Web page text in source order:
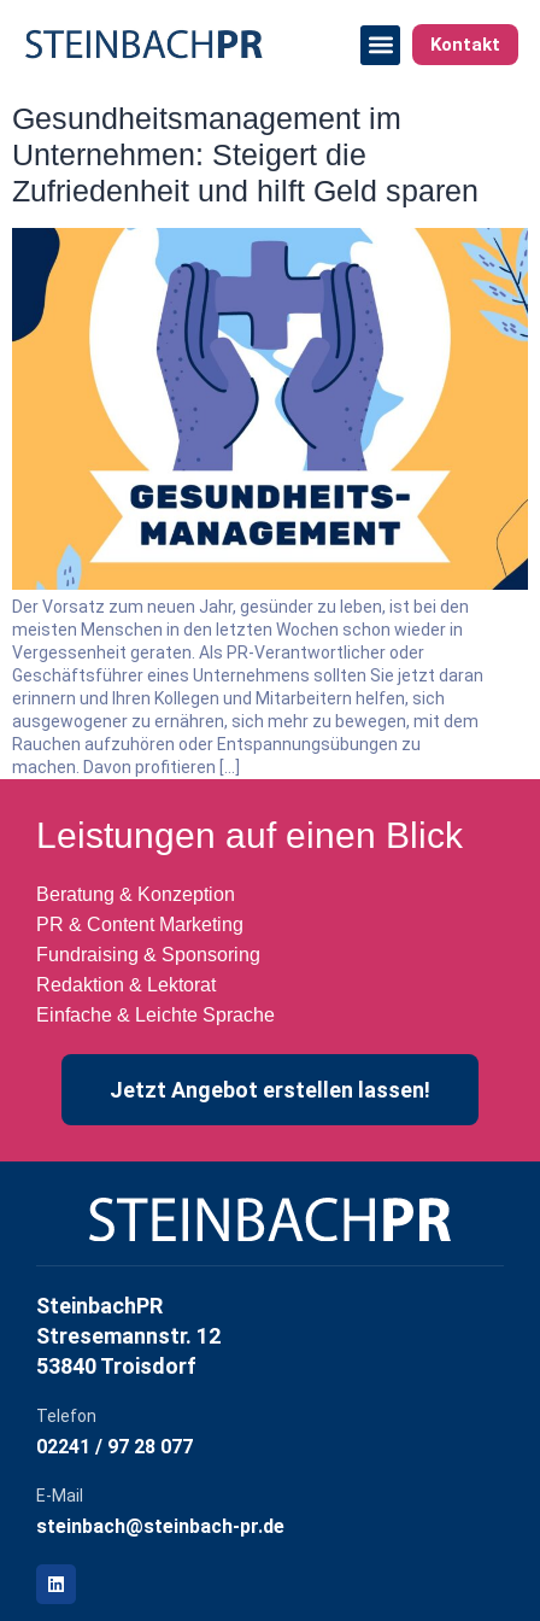
Kontakt
Gesundheitsmanagement im
Unternehmen: Steigert die
Zufriedenheit und hilft Geld sparen
Der Vorsatz zum neuen Jahr, gesünder zu leben, ist bei den
meisten Menschen in den letzten Wochen schon wieder in
Vergessenheit geraten. Als PR-Verantwortlicher oder
Geschäftsführer eines Unternehmens sollten Sie jetzt daran
erinnern und Ihren Kollegen und Mitarbeitern helfen, sich
ausgewogener zu ernähren, sich mehr zu bewegen, mit dem
Rauchen aufzuhören oder Entspannungsübungen zu
machen. Davon profitieren […]
SteinbachPR
Stresemannstr. 12
53840 Troisdorf
Telefon
02241 / 97 28 077
E-Mail
steinbach@steinbach-pr.de
Leistungen auf einen Blick
Beratung & Konzeption
PR & Content Marketing
Fundraising & Sponsoring
Redaktion & Lektorat
Einfache & Leichte Sprache
Jetzt Angebot erstellen lassen!